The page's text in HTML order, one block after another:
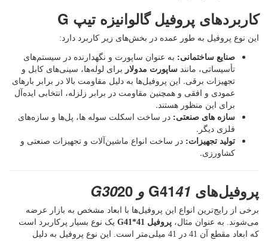
کاربردهای پروفیل گالوانیزه تیپ G
این نوع پروفیل به طور عمده در بخش‌های زیر کاربرد دارد:
صنایع ساختمانی: به عنوان ساپورت و نگهدارنده در سیستم‌های
تأسیساتی، مانند ساپورت مدولار برای لوله‌ها، سینی‌های کابل و
تجهیزات برقی. این پروفیل‌ها به دلیل مقاومت بالا در برابر بارهای
عمودی و افقی و همچنین مقاومت در برابر زلزله، انتخابی ایده‌آل
برای این منظور هستند.
سازه های صنعتی: در ساخت اسکلت سوله ها، پل‌ها و سازه‌های
فلزی دیگر.
تولید تجهیزات: در ساخت انواع ماشین‌آلات و تجهیزات صنعتی و
کشاورزی.
پروفیل‌های G41 41 و G30 20
برخی از رایج‌ترین انواع این پروفیل‌ها با ابعاد مشخص به بازار عرضه
می‌شوند. به عنوان مثال، پروفیل G41*41
یک نوع بسیار پرکاربرد است
که ابعاد مقطع آن 41 در 41 میلی‌متر است. این نوع پروفیل به دلیل